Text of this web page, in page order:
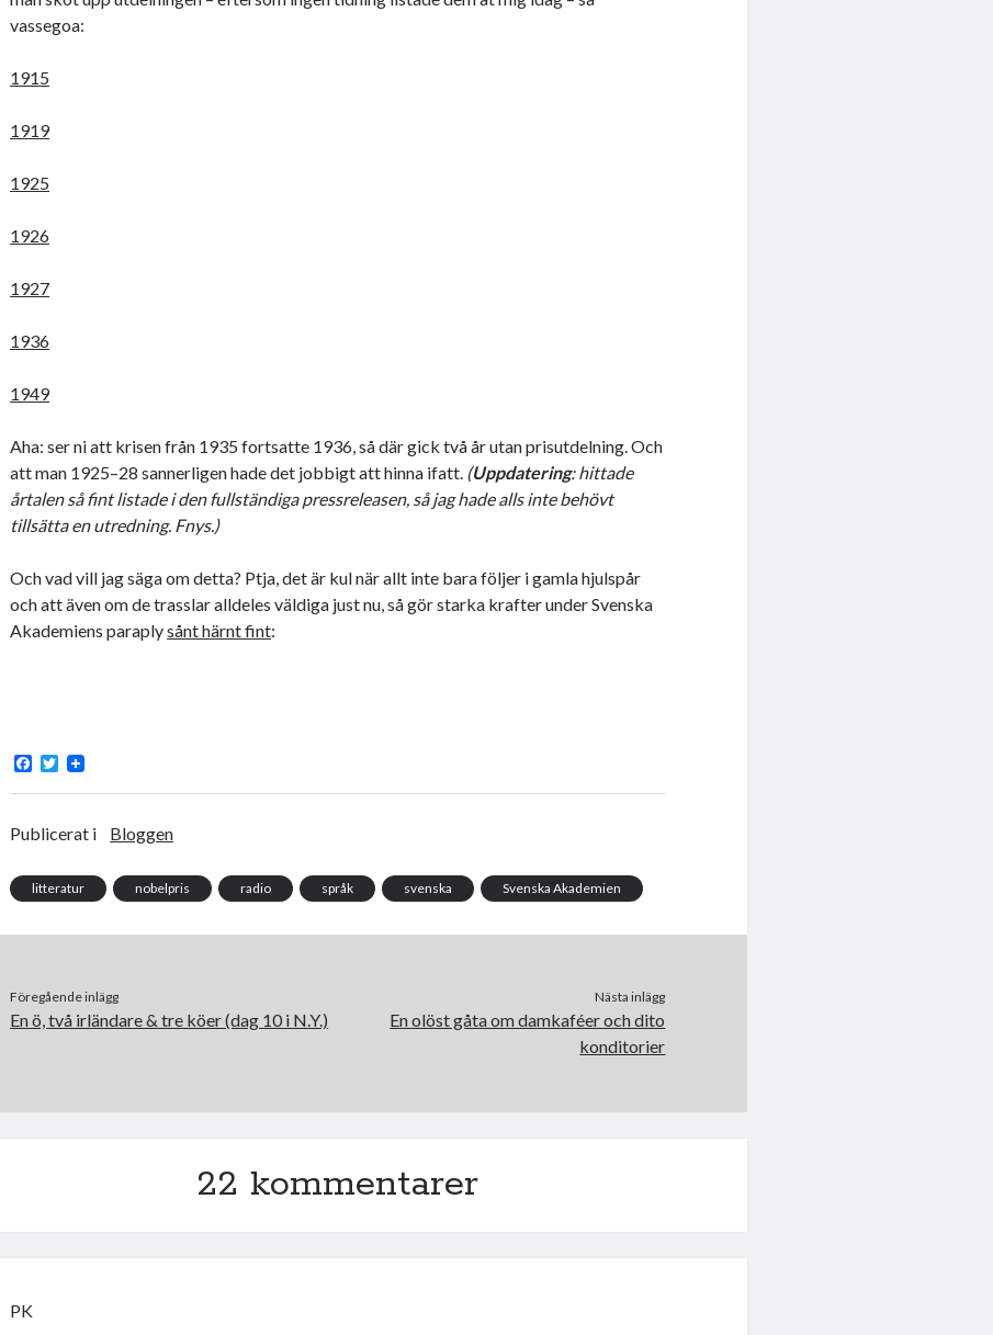
vassegoa:
1915
1919
1925
1926
1927
1936
1949
Aha: ser ni att krisen från 1935 fortsatte 1936, så där gick två år utan prisutdelning. Och
att man 1925–28 sannerligen hade det jobbigt att hinna ifatt. (Uppdatering: hittade
årtalen så fint listade i den fullständiga pressreleasen, så jag hade alls inte behövt
tillsätta en utredning. Fnys.)
Och vad vill jag säga om detta? Ptja, det är kul när allt inte bara följer i gamla hjulspår
och att även om de trasslar alldeles väldiga just nu, så gör starka krafter under Svenska
Akademiens paraplysånt härnt fint:
F
c
b
k
T
i
t
Publicerat i Bloggen
litteratur nobelpris radio språk svenska Svenska Akademien
Föregående inlägg
En ö, två irländare & tre köer (dag 10 i N.Y.)
Nästa inlägg
En olöst gåta om damkaféer och dito
konditorier
22 kommentarer
PK